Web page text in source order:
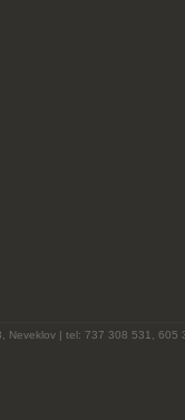
Neveklov | tel: 737 308 531, 605